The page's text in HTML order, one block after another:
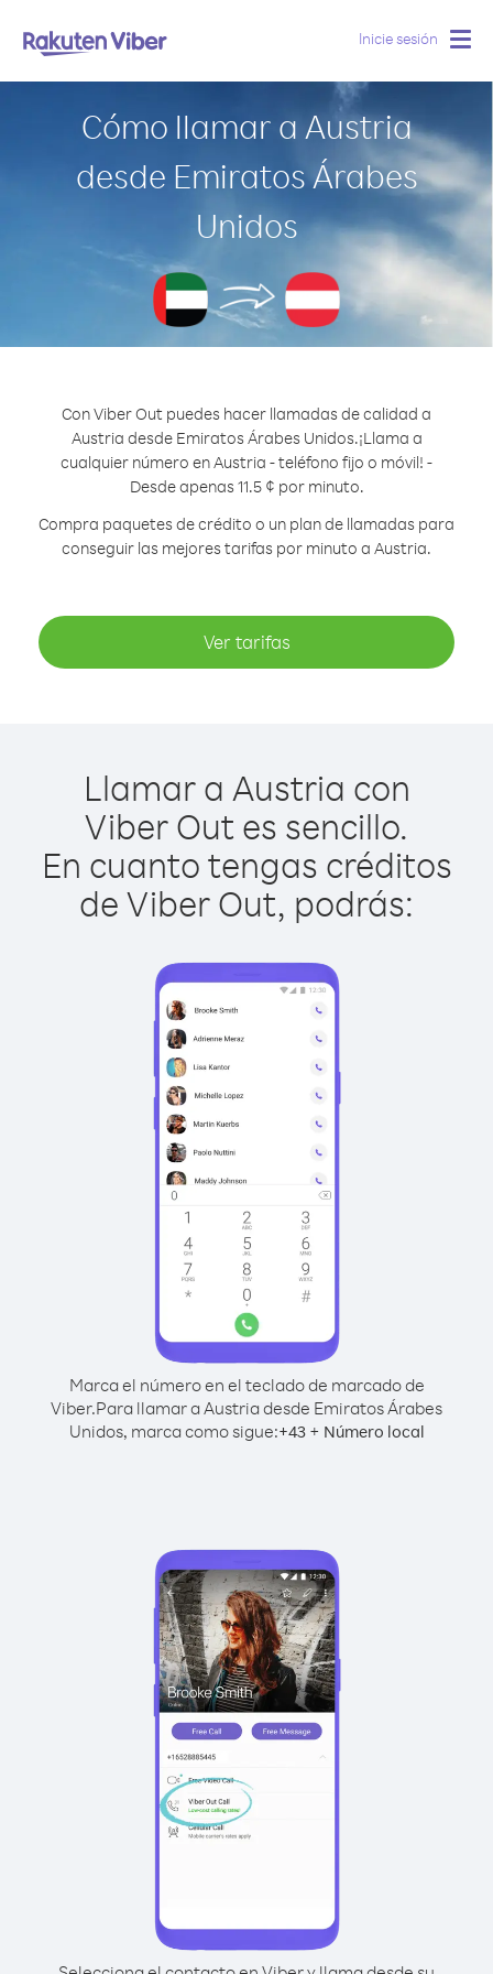
Inicie sesión
Cómo llamar a Austria
desde Emiratos Árabes
Unidos
Con Viber Out puedes hacer llamadas de calidad a
Austria desde Emiratos Árabes Unidos.¡Llama a
cualquier número en Austria - teléfono fijo o móvil! -
Desde apenas 11.5 ¢ por minuto.
Compra paquetes de crédito o un plan de llamadas para
conseguir las mejores tarifas por minuto a Austria.
Ver tarifas
Llamar a Austria con
Viber Out es sencillo.
En cuanto tengas créditos
de Viber Out, podrás:
Marca el número en el teclado de marcado de
Viber.Para llamar a Austria desde Emiratos Árabes
Unidos, marca como sigue:+43+ Número local